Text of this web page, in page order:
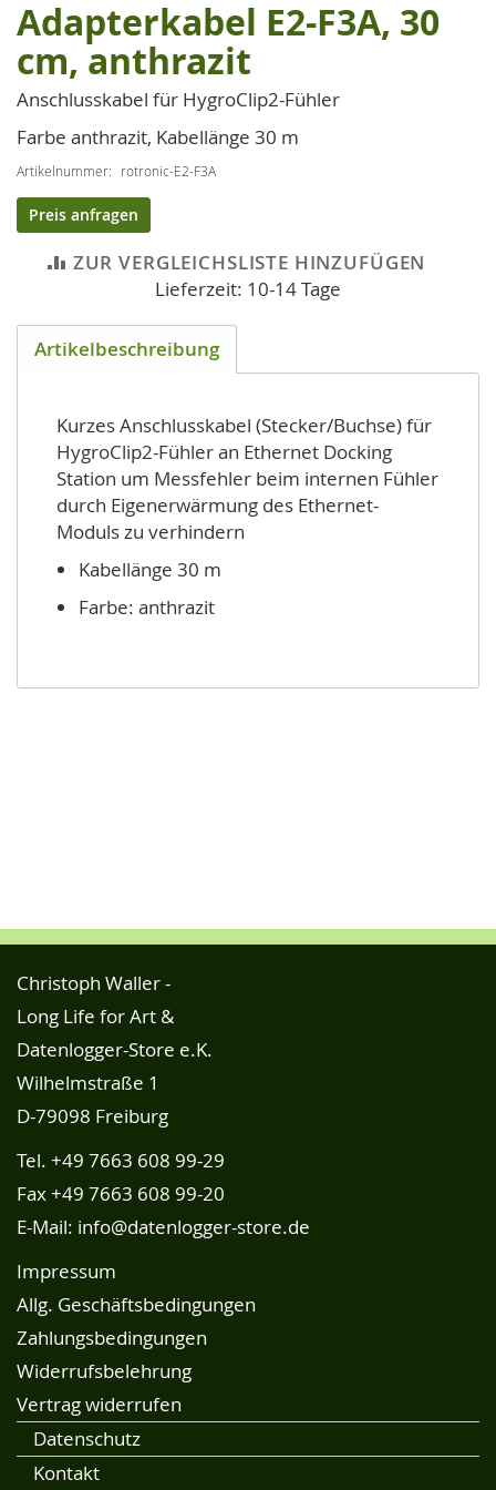
Zum
Anfang
der
Bildgalerie
Adapterkabel E2-F3A, 30
cm, anthrazit
Anschlusskabel für HygroClip2-Fühler
Farbe anthrazit, Kabellänge 30 m
Artikelnummer rotronic-E2-F3A
Preis anfragen
ZUR VERGLEICHSLISTE HINZUFÜGEN
Lieferzeit: 10-14 Tage
Artikelbeschreibung
Kurzes Anschlusskabel (Stecker/Buchse) für
HygroClip2-Fühler an Ethernet Docking
Station um Messfehler beim internen Fühler
durch Eigenerwärmung des Ethernet-
Moduls zu verhindern
Kabellänge 30 m
Farbe: anthrazit
Christoph Waller -
Long Life for Art &
Datenlogger-Store e.K.
Wilhelmstraße 1
D-79098 Freiburg
Tel. +49 7663 608 99-29
Fax +49 7663 608 99-20
E-Mail: info@datenlogger-store.de
Impressum
Allg. Geschäftsbedingungen
Zahlungsbedingungen
Widerrufsbelehrung
Vertrag widerrufen
Datenschutz
Kontakt